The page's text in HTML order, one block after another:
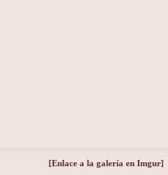
[Enlace a la galería en Imgur]